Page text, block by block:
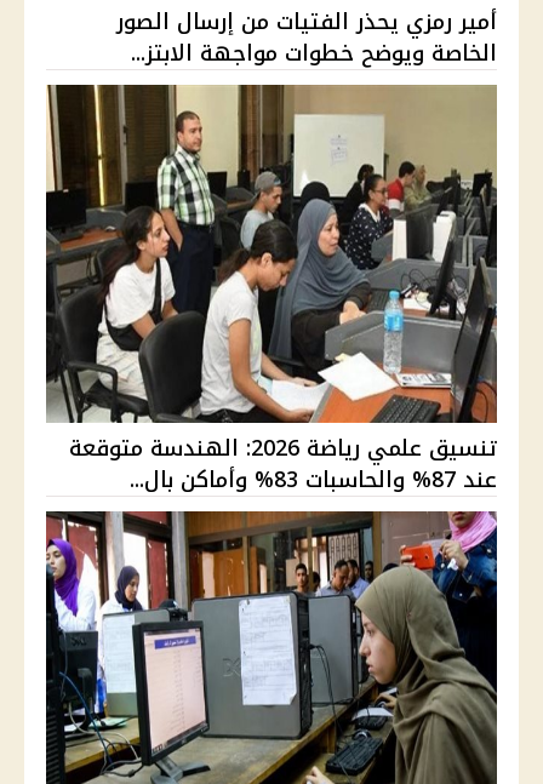
أمير رمزي يحذر الفتيات من إرسال الصور
الخاصة ويوضح خطوات مواجهة الابتز...
تنسيق علمي رياضة 2026: الهندسة متوقعة
عند 87% والحاسبات 83% وأماكن بال...